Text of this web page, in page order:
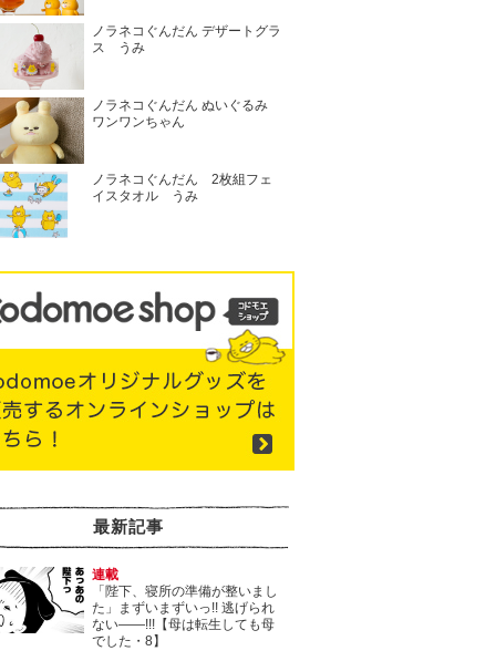
ノラネコぐんだん デザートグラ
ス うみ
ノラネコぐんだん ぬいぐるみ
ワンワンちゃん
ノラネコぐんだん 2枚組フェ
イスタオル うみ
最新記事
連載
「陛下、寝所の準備が整いまし
た」まずいまずいっ!! 逃げられ
ない――!!!【母は転生しても母
でした・8】